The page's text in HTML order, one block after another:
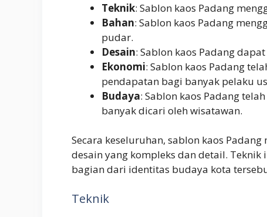
Teknik: Sablon kaos Padang
Bahan: Sablon kaos Padang
pudar.
Desain: Sablon kaos Padang
Ekonomi: Sablon kaos Padang
pendapatan bagi banyak pelaku
Budaya: Sablon kaos Padang
banyak dicari oleh wisatawan.
Secara keseluruhan, sablon kaos
desain yang kompleks dan detail.
bagian dari identitas budaya kota
Teknik